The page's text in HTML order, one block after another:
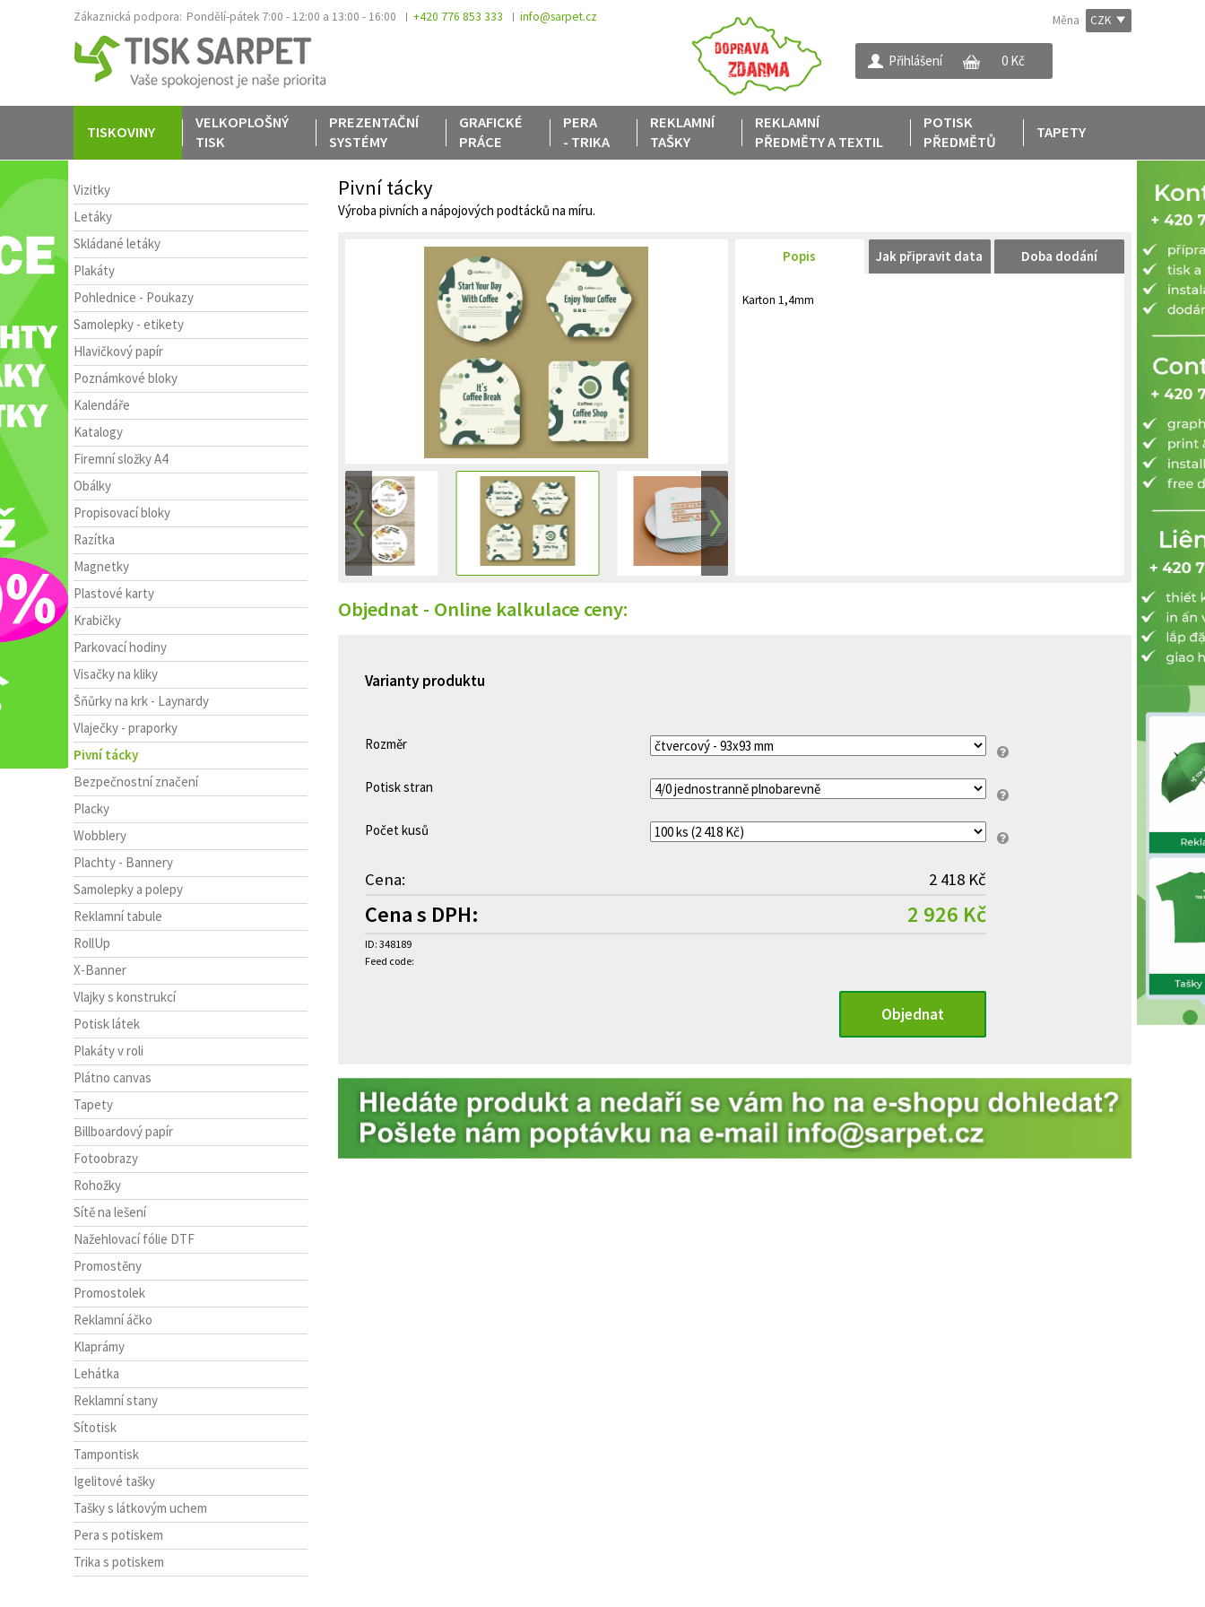
Zákaznická podpora: Pondělí-pátek 7:00 - 12:00 a 13:00 - 16:00 +420 776 853 333 info@sarpet.cz Měna CZK
Přihlášení 0 Kč
TISKOVINY
VELKOPLOŠNÝ
TISK
PREZENTAČNÍ
SYSTÉMY
GRAFICKÉ
PRÁCE
PERA
- TRIKA
REKLAMNÍ
TAŠKY
REKLAMNÍ
PŘEDMĚTYATEXTIL
POTISK
PŘEDMĚTŮ
TAPETY
Vizitky
Letáky
Skládané letáky
Plakáty
Pohlednice - Poukazy
Samolepky - etikety
Hlavičkový papír
Poznámkové bloky
Kalendáře
Katalogy
Firemní složky A4
Obálky
Propisovací bloky
Razítka
Magnetky
Plastové karty
Krabičky
Parkovací hodiny
Visačky na kliky
Šňůrky na krk - Laynardy
Vlaječky - praporky
Pivní tácky
Bezpečnostní značení
Placky
Wobblery
Plachty - Bannery
Samolepky a polepy
Reklamní tabule
RollUp
X-Banner
Vlajky s konstrukcí
Potisk látek
Plakáty v roli
Plátno canvas
Tapety
Billboardový papír
Fotoobrazy
Rohožky
Sítě na lešení
Nažehlovací fólie DTF
Promostěny
Promostolek
Reklamní áčko
Klaprámy
Lehátka
Reklamní stany
Sítotisk
Tampontisk
Igelitové tašky
Tašky s látkovým uchem
Pera s potiskem
Trika s potiskem
Pivní tácky
Výroba pivních a nápojových podtácků na míru.
Popis Jak připravit data Doba dodání
Karton 1,4mm
Objednat - Online kalkulace ceny:
Varianty produktu
Rozměr
Potisk stran
Počet kusů
Cena: 2 418 Kč
Cena s DPH: 2 926 Kč
ID: 348189
Feed code:
Objednat